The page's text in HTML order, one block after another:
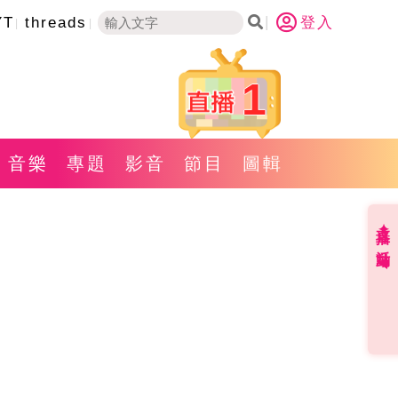
threads 登入
1
音樂 專題 影音 節目 圖輯
直播✦活動